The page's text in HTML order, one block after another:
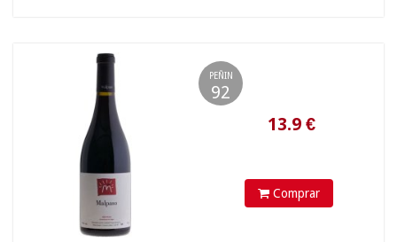
PEÑIN
92
Comprar